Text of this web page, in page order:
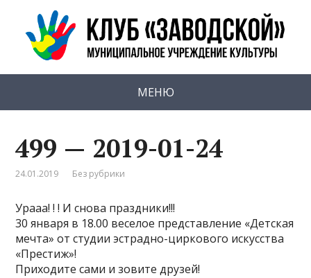
МЕНЮ
499 — 2019-01-24
24.01.2019 Без рубрики
Урааа! ! ! И снова праздники!!!
30 января в 18.00 веселое представление «Детская
мечта» от студии эстрадно-циркового искусства
«Престиж»!
Приходите сами и зовите друзей!